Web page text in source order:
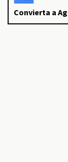
Convierta a